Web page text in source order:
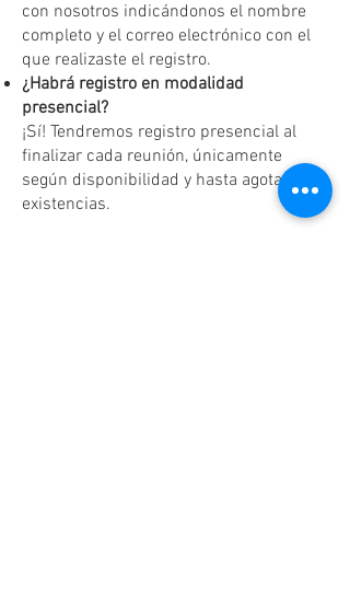
con nosotros indicándonos el nombre
completo y el correo electrónico con el
que realizaste el registro.
¿Habrá registro en modalidad
presencial?
¡Sí! Tendremos registro presencial al
finalizar cada reunión, únicamente
según disponibilidad y hasta agotar
existencias.